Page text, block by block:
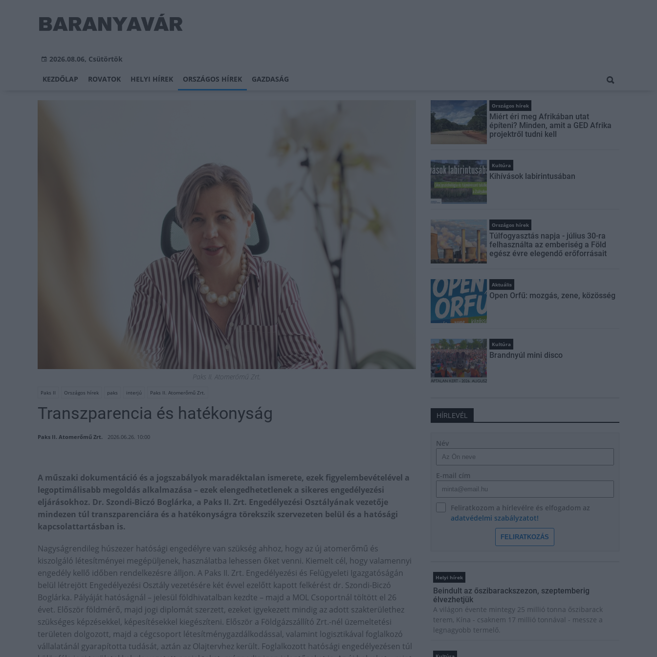
2026.08.06, Csütörtök
KEZDŐLAP ROVATOK HELYI HÍREK ORSZÁGOS HÍREK GAZDASÁG
Paks II. Atomerőmű Zrt.
Paks II Országos hírek paks interjú Paks II. Atomerőmű Zrt.
Transzparencia és hatékonyság
Paks II. Atomerőmű Zrt. 2026.06.26. 10:00
A műszaki dokumentáció és a jogszabályok maradéktalan ismerete, ezek figyelembevételével a
legoptimálisabb megoldás alkalmazása – ezek elengedhetetlenek a sikeres engedélyezési
eljárásokhoz. Dr. Szondi-Biczó Boglárka, a Paks II. Zrt. Engedélyezési Osztályának vezetője
mindezen túl transzparenciára és a hatékonyságra törekszik szervezeten belül és a hatósági
kapcsolattartásban is.
Nagyságrendileg húszezer hatósági engedélyre van szükség ahhoz, hogy az új atomerőmű és
kiszolgáló létesítményei megépüljenek, használatba lehessen őket venni. Kiemelt cél, hogy valamennyi
engedély kellő időben rendelkezésre álljon. A Paks II. Zrt. Engedélyezési és Felügyeleti Igazgatóságán
belül létrejött Engedélyezési Osztály vezetésére két évvel ezelőtt kapott felkérést dr. Szondi-Biczó
Boglárka. Pályáját hatóságnál – jelesül földhivatalban kezdte – majd a MOL Csoportnál töltött el 26
évet. Először földmérő, majd jogi diplomát szerzett, ezeket igyekezett mindig az adott szakterülethez
szükséges képzésekkel, képesítésekkel kiegészíteni. Először a Földgázszállító Zrt.-nél üzemeltetési
területen dolgozott, majd a cégcsoport létesítménygazdálkodással, valamint logisztikával foglalkozó
vállalatánál gyarapította tudását, aztán az Olajtervhez került. Foglalkozott hatósági engedélyezésen túl
Országos hírek
Miért éri meg Afrikában utat
építeni? Minden, amit a GED Afrika
projektről tudni kell
Kultúra
Kihívások labirintusában
Országos hírek
Túlfogyasztás napja - július 30-ra
felhasználta az emberiség a Föld
egész évre elegendő erőforrásait
Aktuális
Open Orfű: mozgás, zene, közösség
Kultúra
Brandnyúl mini disco
HÍRLEVÉL
Név
E-mail cím
Feliratkozom a hírlevélre és elfogadom az
adatvédelmi szabályzatot!
FELIRATKOZÁS
Helyi hírek
Beindult az őszibarackszezon, szeptemberig
élvezhetjük
A világon évente mintegy 25 millió tonna őszibarack
terem, Kína - csaknem 17 millió tonnával - messze a
legnagyobb termelő.